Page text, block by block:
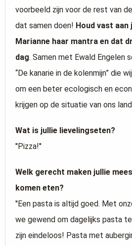
voorbeeld zijn voor de rest van
dat samen doen! Houd vast aan
Marianne haar mantra en dat
dag. Samen met Ewald Engelen
“De kanarie in de kolenmijn” die
om een beter ecologisch en
krijgen op de situatie van ons
Wat is jullie lievelingseten?
''Pizza!''
Welk gerecht maken jullie
komen eten?
''Een pasta is altijd goed. Met
we gewend om dagelijks pasta
zijn eindeloos! Pasta met